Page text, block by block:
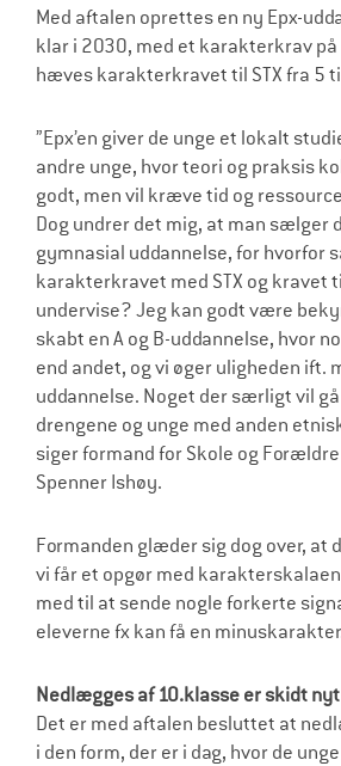
Med aftalen oprettes en ny Epx-
klar i 2030, med et karakterkrav på
hæves karakterkravet til STX fra 5
”Epx’en giver de unge et lokalt
andre unge, hvor teori og praksis
godt, men vil kræve tid og
Dog undrer det mig, at man sælger
gymnasial uddannelse, for hvorfor
karakterkravet med STX og kravet
undervise? Jeg kan godt være
skabt en A og B-uddannelse, hvor
end andet, og vi øger uligheden ift.
uddannelse. Noget der særligt vil
drengene og unge med anden
siger formand for Skole og
Spenner Ishøy.
Formanden glæder sig dog over, at
vi får et opgør med
med til at sende nogle forkerte
eleverne fx kan få en
Nedlægges af 10.klasse er skidt
Det er med aftalen besluttet at
i den form, der er i dag, hvor de